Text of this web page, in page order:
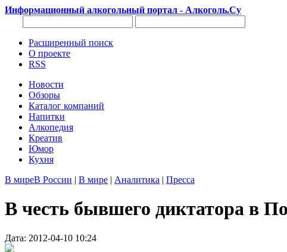
Информационный алкогольный портал - Алкоголь.Су
Расширенный поиск
О проекте
RSS
Новости
Обзоры
Каталог компаний
Напитки
Алкопедия
Креатив
Юмор
Кухня
В миреВ России | В мире | Аналитика | Пресса
В честь бывшего диктатора в
Дата: 2012-04-10 10:24